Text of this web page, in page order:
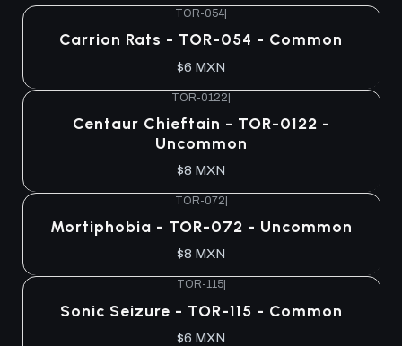
TOR-054
Carrion Rats - TOR-054 - Common
$6 MXN
TOR-0122|
Centaur Chieftain - TOR-0122 -
Uncommon
$8 MXN
TOR-072
Mortiphobia - TOR-072 - Uncommon
$8 MXN
TOR-115|
Sonic Seizure - TOR-115 - Common
$6 MXN